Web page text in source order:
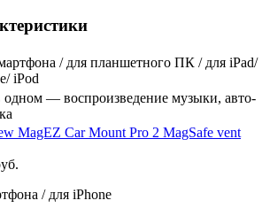
/ для планшетного ПК / для iPad/
iPod
одном — воспроизведение музыки, авто-
MagEZ Car Mount Pro 2 MagSafe vent
/ для iPhone